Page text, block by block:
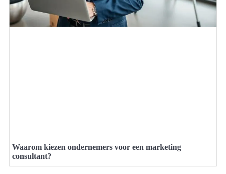
Waarom kiezen ondernemers voor een marketing
consultant?